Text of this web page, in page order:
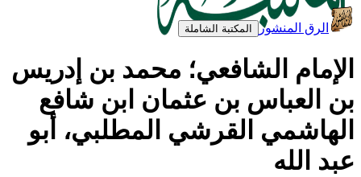
الرق المنشور المكتبة الشاملة
الإمام الشافعي؛ محمد بن إدريس
بن العباس بن عثمان ابن شافع
الهاشمي القرشي المطلبي، أبو
عبد الله